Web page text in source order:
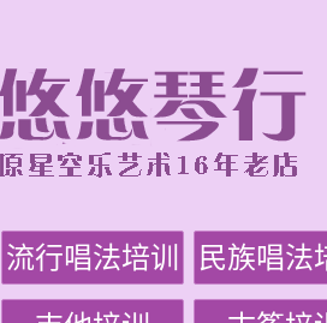
流行唱法培训 民族唱法